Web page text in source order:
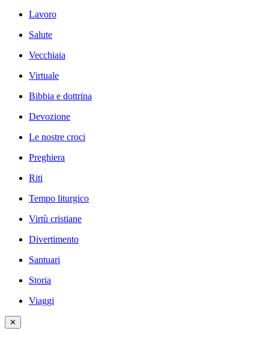
Lavoro
Salute
Vecchiaia
Virtuale
Bibbia e dottrina
Devozione
Le nostre croci
Preghiera
Riti
Tempo liturgico
Virtù cristiane
Divertimento
Santuari
Storia
Viaggi
✕